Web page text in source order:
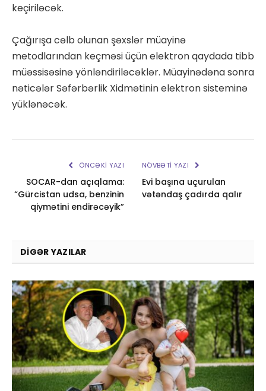
keçiriləcək.
Çağırışa cəlb olunan şəxslər müayinə
metodlarından keçməsi üçün elektron qaydada tibb
müəssisəsinə yönləndiriləcəklər. Müayinədəna sonra
nəticələr Səfərbərlik Xidmətinin elektron sisteminə
yüklənəcək.
ÖNCƏKI YAZI
SOCAR-dan açıqlama:
“Gürcistan udsa, benzinin
qiymətini endirəcəyik”
NÖVBƏTI YAZI
Evi başına uçurulan
vətəndaş çadırda qalır
DIGƏR YAZILAR